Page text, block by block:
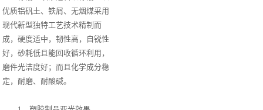
优质铝矾土、铁屑、无烟煤采用
现代新型独特工艺技术精制而
成，硬度适中，韧性高，自锐性
好，砂耗低且能回收循环利用，
磨件光洁度好；而且化学成分稳
定，耐磨、耐酸碱。